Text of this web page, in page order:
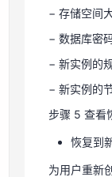
− 新实例的
− 新实例的
步骤 5 查
恢复到
为用户重新
恢复成功
− 存储空间
− 数据库密
− 新实例的
− 新实例的
步骤 5 查看
恢复到
为用户重新